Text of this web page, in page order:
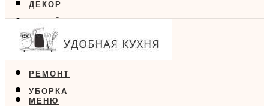
ДЕКОР
ДИЗАЙН
ЕДА
РЕМОНТ
УБОРКА
МЕНЮ